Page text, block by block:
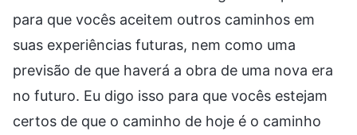
para que vocês aceitem outros caminhos em
suas experiências futuras, nem como uma
previsão de que haverá a obra de uma nova era
no futuro. Eu digo isso para que vocês estejam
certos de que o caminho de hoje é o caminho